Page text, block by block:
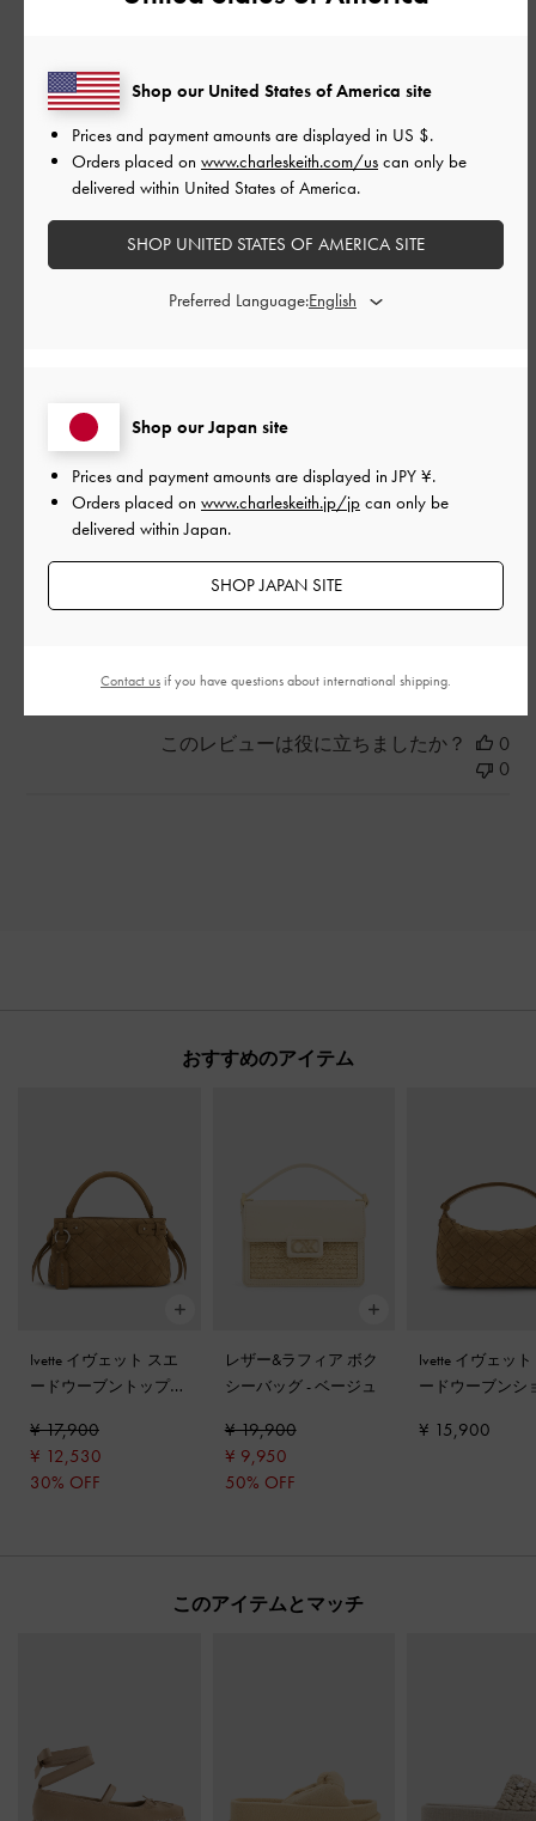
ご利用者様
コンパクトで可愛い
サイズ: その他（シューズ以外）
デザイン
とても良かった
2026-04-25
このレビューは役に立ちましたか？
0
0
おすすめのアイテム
Ivette イヴェット スエ
ードウーブントップハ
サンド
¥ 17,900
¥ 12,530
30% OFF
レザー&ラフィア ボク
シーバッグ-ベージュ
¥ 19,900
¥ 9,950
50% OFF
Ivette イヴェッ
ードウーブンシ
ド
¥ 15,900
このアイテムとマッチ
Shop our Japan site
Prices and payment amounts are displayed inJPY ¥.
Orders placed on www.charleskeith.jp/jp can only be
delivered within Japan.
SHOP JAPAN SITE
Shop our United States of America site
Prices and payment amounts are displayed in US $.
Orders placed on www.charleskeith.com/us can only be
delivered within United States of America.
SHOP UNITED STATES OF AMERICA SITE
Preferred Language:
Contact usif you have questions about international shipping.